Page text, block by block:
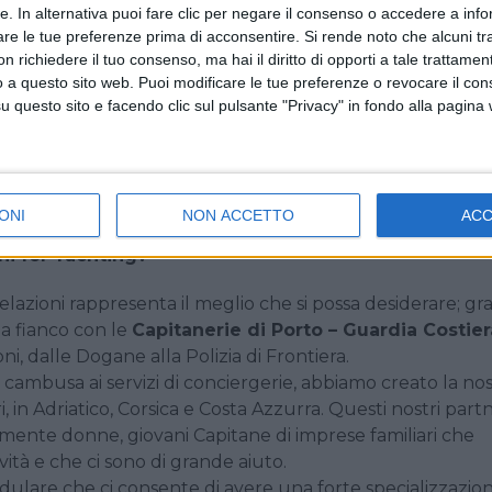
In alternativa puoi fare clic per negare il consenso o accedere a
le tue preferenze prima di acconsentire. Si rende noto che alcuni
richiedere il tuo consenso, ma hai il diritto di opporti a tale
a questo sito web. Puoi modificare le tue preferenze o revocare il
questo sito e facendo clic sul pulsante "Privacy" in fondo alla pagina
NON ACCETTO
è seguito un percorso di esperienze prima da noi,
Dogane e Monopoli, Autorità di Sistema Portuale
nel frattempo anche un master presso la
Giani nel 2015 con questo bagaglio professionale
si è occupata del reparto doganale, poi commerciale
spinta a lasciare nelle sue mani, fresche di processi
lo Yachting, quale sfida nella continuità e
for Yachting?
rappresenta il meglio che si possa desiderare;
fianco con le Capitanerie di Porto – Guardia
dalle Dogane alla Polizia di Frontiera.
ai servizi di conciergerie, abbiamo creato la
Adriatico, Corsica e Costa Azzurra. Questi nostri
donne, giovani Capitane di imprese familiari che
e che ci sono di grande aiuto.